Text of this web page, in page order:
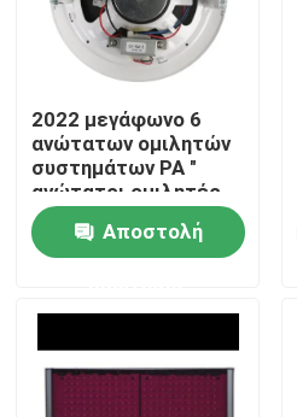
Προϊόντα
2022 μεγάφωνο 6
ανώτατων ομιλητών
συστημάτων PA "
ανώτατοι ομιλητές
1.5W-3W-6W
Αποστολή